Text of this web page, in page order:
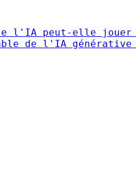
l'IA peut-elle jouer
de l'IA générative